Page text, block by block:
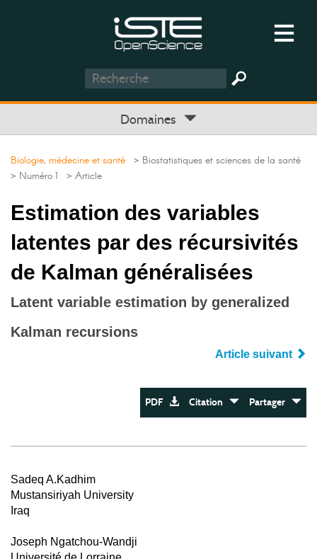
Domaines
Biologie, médecine et santé > Biostatistiques et sciences de la santé
> Numéro 1 > Article
Estimation des variables
latentes par des récursivités
de Kalman généralisées
Latent variable estimation by generalized
Kalman recursions
Article suivant
PDF Citation Partager
Sadeq A.Kadhim
Mustansiriyah University
Iraq
Joseph Ngatchou-Wandji